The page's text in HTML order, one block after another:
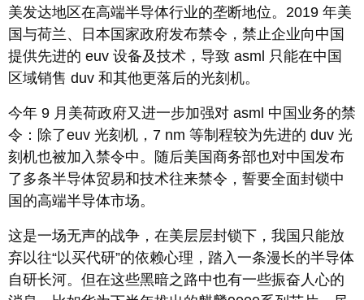
美发达地区在高端半导体行业的垄断地位。2019 年美
国与荷兰、日本国家政府发布禁令，禁止企业向中国
提供先进的 euv 设备及技术，导致 asml 只能在中国
区域销售 duv 和其他更落后的光刻机。
今年 9 月美荷政府又进一步加强对 asml 中国业务的禁
令：除了euv 光刻机，7 nm 等制程较为先进的 duv 光
刻机也被加入禁令中。随后美国商务部也对中国发布
了多条半导体贸易和技术往来禁令，誓要全面封锁中
国的高端半导体市场。
这是一场无声的战争，在美层层封锁下，我国只能放
弃以往“以买代研”的依赖心理，踏入一条漫长的半导体
自研长河。但在这些黑暗之路中也有一些振奋人心的